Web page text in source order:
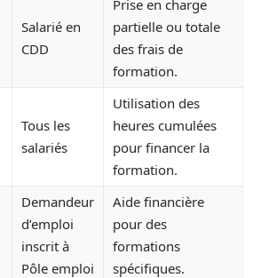
Salarié en
CDD
Prise en charge
partielle ou totale
des frais de
formation.
Tous les
salariés
Utilisation des
heures cumulées
pour financer la
formation.
Demandeur
d’emploi
inscrit à
Pôle emploi
Aide financière
pour des
formations
spécifiques.